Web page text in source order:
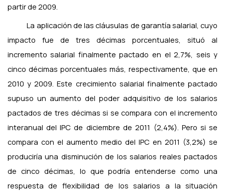
partir de 2009.
La aplicación de las cláusulas de garantía salarial, cuyo
impacto fue de tres décimas porcentuales, situó al
incremento salarial finalmente pactado en el 2,7%, seis y
cinco décimas porcentuales más, respectivamente, que en
2010 y 2009. Este crecimiento salarial finalmente pactado
supuso un aumento del poder adquisitivo de los salarios
pactados de tres décimas si se compara con el incremento
interanual del IPC de diciembre de 2011 (2,4%). Pero si se
compara con el aumento medio del IPC en 2011 (3,2%) se
produciría una disminución de los salarios reales pactados
de cinco décimas, lo que podría entenderse como una
respuesta de flexibilidad de los salarios a la situación